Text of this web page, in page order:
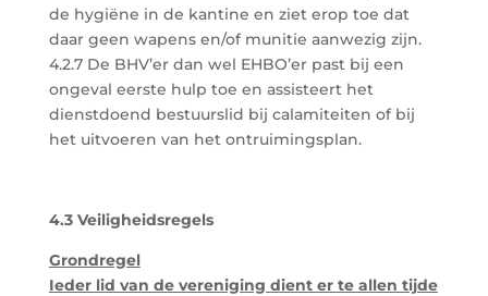
de hygiëne in de kantine en ziet erop toe dat
daar geen wapens en/of munitie aanwezig zijn.
4.2.7 De BHV’er dan wel EHBO’er past bij een
ongeval eerste hulp toe en assisteert het
dienstdoend bestuurslid bij calamiteiten of bij
het uitvoeren van het ontruimingsplan.
4.3 Veiligheidsregels
Grondregel
Ieder lid van de vereniging dient er te allen tijde